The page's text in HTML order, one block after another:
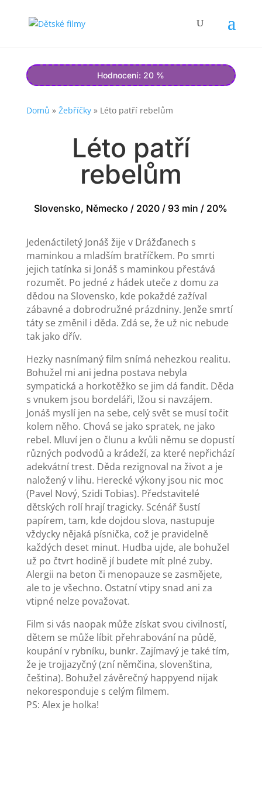
Hodnocení: 20 %
Domů » Žebříčky» Léto patří rebelům
Léto patří
rebelům
Slovensko, Německo / 2020 / 93 min / 20%
Jedenáctiletý Jonáš žije v Drážďanech s
maminkou a mladším bratříčkem. Po smrti
jejich tatínka si Jonáš s maminkou přestává
rozumět. Po jedné z hádek uteče z domu za
dědou na Slovensko, kde pokaždé zažíval
zábavné a dobrodružné prázdniny. Jenže smrtí
táty se změnil i děda. Zdá se, že už nic nebude
tak jako dřív.
Hezky nasnímaný film snímá nehezkou realitu.
Bohužel mi ani jedna postava nebyla
sympatická a horkotěžko se jim dá fandit. Děda
s vnukem jsou bordeláři, lžou si navzájem.
Jonáš myslí jen na sebe, celý svět se musí točit
kolem něho. Chová se jako spratek, ne jako
rebel. Mluví jen o člunu a kvůli němu se dopustí
různých podvodů a krádeží, za které nepřichází
adekvátní trest. Děda rezignoval na život a je
naložený v lihu. Herecké výkony jsou nic moc
(Pavel Nový, Szidi Tobias). Představitelé
dětských rolí hrají tragicky. Scénář šustí
papírem, tam, kde dojdou slova, nastupuje
vždycky nějaká písnička, což je pravidelně
každých deset minut. Hudba ujde, ale bohužel
už po čtvrt hodině jí budete mít plné zuby.
Alergii na beton či menopauze se zasmějete,
ale to je všechno. Ostatní vtipy snad ani za
vtipné nelze považovat.
Film si vás naopak může získat svou civilností,
dětem se může líbit přehrabování na půdě,
koupání v rybníku, bunkr. Zajímavý je také tím,
že je trojjazyčný (zní němčina, slovenština,
čeština). Bohužel závěrečný happyend nijak
nekoresponduje s celým filmem.
PS: Alex je holka!